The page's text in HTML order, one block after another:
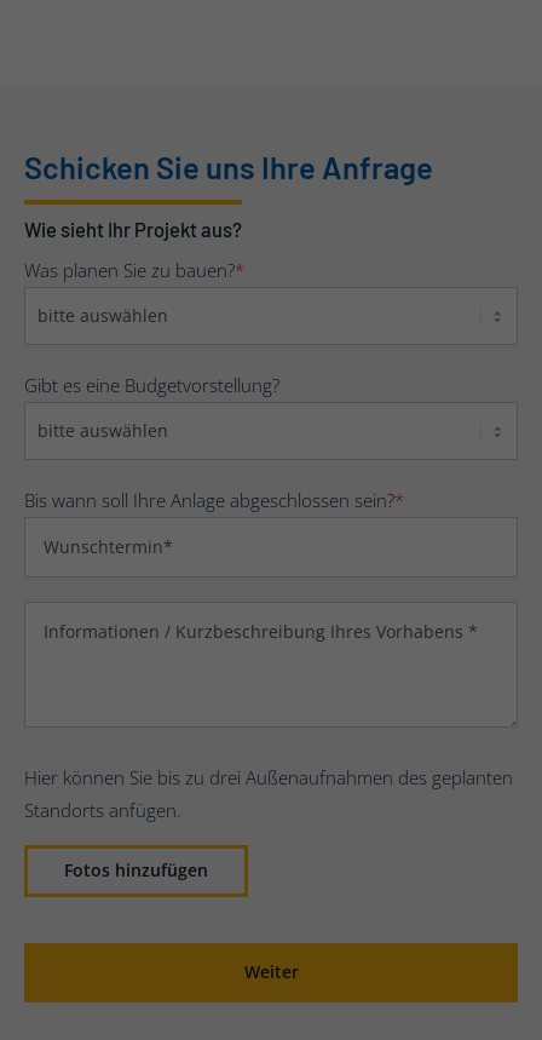
Schicken Sie uns Ihre Anfrage
Wie sieht Ihr Projekt aus?
Was planen Sie zu bauen?*
Gibt es eine Budgetvorstellung?
Bis wann soll Ihre Anlage abgeschlossen sein?*
Hier können Sie bis zu drei Außenaufnahmen des geplanten
Standorts anfügen.
Fotos hinzufügen
Weiter